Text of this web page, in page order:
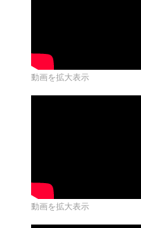
動画を拡大表示
動画を拡大表示